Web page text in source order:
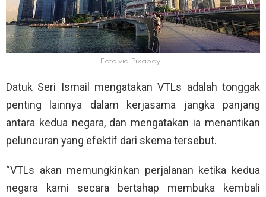
Foto via Pixabay
Datuk Seri Ismail mengatakan VTLs adalah tonggak
penting lainnya dalam kerjasama jangka panjang
antara kedua negara, dan mengatakan ia menantikan
peluncuran yang efektif dari skema tersebut.
“VTLs akan memungkinkan perjalanan ketika kedua
negara kami secara bertahap membuka kembali